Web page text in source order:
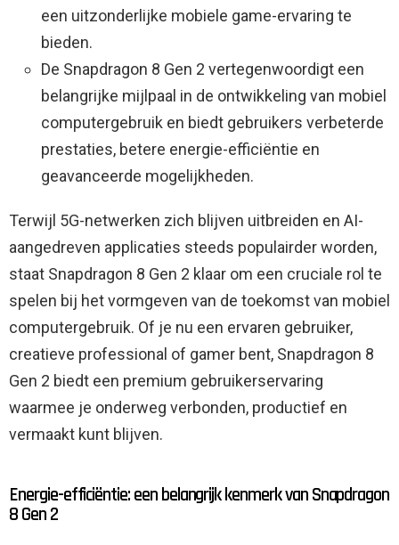
een ​​uitzonderlijke mobiele game-ervaring te
bieden.
De Snapdragon 8 Gen 2 vertegenwoordigt een
belangrijke mijlpaal in de ontwikkeling van mobiel
computergebruik en biedt gebruikers verbeterde
prestaties, betere energie-efficiëntie en
geavanceerde mogelijkheden.
Terwijl 5G-netwerken zich blijven uitbreiden en AI-
aangedreven applicaties steeds populairder worden,
staat Snapdragon 8 Gen 2 klaar om een ​​cruciale rol te
spelen bij het vormgeven van de toekomst van mobiel
computergebruik. Of je nu een ervaren gebruiker,
creatieve professional of gamer bent, Snapdragon 8
Gen 2 biedt een premium gebruikerservaring
waarmee je onderweg verbonden, productief en
vermaakt kunt blijven.
Energie-efficiëntie: een belangrijk kenmerk van Snapdragon
8 Gen 2